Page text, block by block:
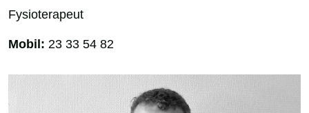
Fysioterapeut
Mobil: 23 33 54 82